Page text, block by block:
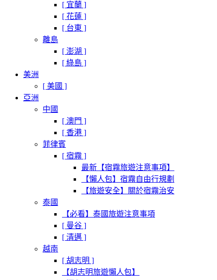
[ 宜蘭 ]
[ 花蓮 ]
[ 台東 ]
離島
[ 澎湖 ]
[ 綠島 ]
美洲
[ 美國 ]
亞洲
中國
[ 澳門 ]
[ 香港 ]
菲律賓
[ 宿霧 ]
最新【宿霧旅遊注意事項】
【懶人包】宿霧自由行規劃
【旅遊安全】關於宿霧治安
泰國
【必看】泰國旅遊注意事項
[ 曼谷 ]
[ 清邁 ]
越南
[ 胡志明 ]
【胡志明旅遊懶人包】